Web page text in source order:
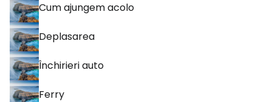
Cum ajungem acolo
Deplasarea
Închirieri auto
Ferry